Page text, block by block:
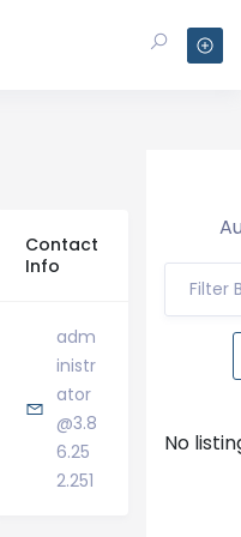
Contact
Info
adm
inistr
ator
@3.8
6.25
2.251
Filter
No